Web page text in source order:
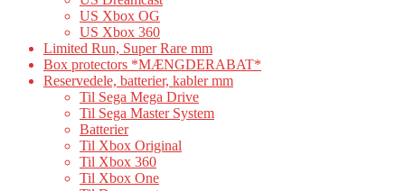
US Xbox OG
US Xbox 360
Limited Run, Super Rare mm
Box protectors *MÆNGDERABAT*
Reservedele, batterier, kabler mm
Til Sega Mega Drive
Til Sega Master System
Batterier
Til Xbox Original
Til Xbox 360
Til Xbox One